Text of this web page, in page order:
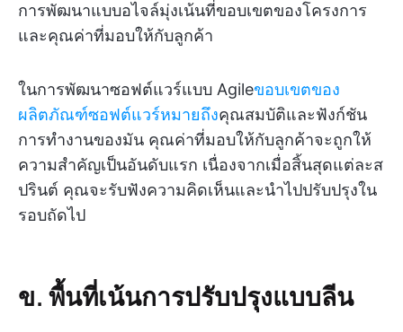
การพัฒนาแบบอไจล์มุ่งเน้นที่ขอบเขตของโครงการ
และคุณค่าที่มอบให้กับลูกค้า
ในการพัฒนาซอฟต์แวร์แบบ Agileขอบเขตของ
ผลิตภัณฑ์ซอฟต์แวร์หมายถึงคุณสมบัติและฟังก์ชัน
การทำงานของมัน คุณค่าที่มอบให้กับลูกค้าจะถูกให้
ความสำคัญเป็นอันดับแรก เนื่องจากเมื่อสิ้นสุดแต่ละส
ปรินต์ คุณจะรับฟังความคิดเห็นและนำไปปรับปรุงใน
รอบถัดไป
ข. พื้นที่เน้นการปรับปรุงแบบลีน